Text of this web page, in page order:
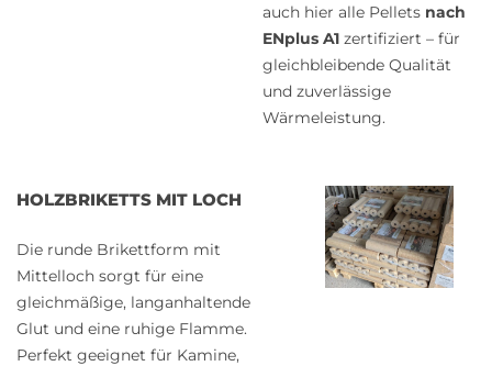
auch hier alle Pellets nach
ENplus A1 zertifiziert – für
gleichbleibende Qualität
und zuverlässige
Wärmeleistung.
HOLZBRIKETTS MIT LOCH
Die runde Brikettform mit
Mittelloch sorgt für eine
gleichmäßige, langanhaltende
Glut und eine ruhige Flamme.
Perfekt geeignet für Kamine,